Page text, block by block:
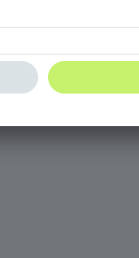
Inhalten und
Nebenverdienst.
beim